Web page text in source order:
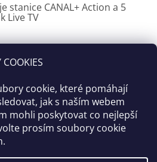
cookie, které pomáhají
jak s naším webem
mohli poskytovat co nejlepší
prosím soubory cookie
stanice CANAL+ Action a 5
Live TV